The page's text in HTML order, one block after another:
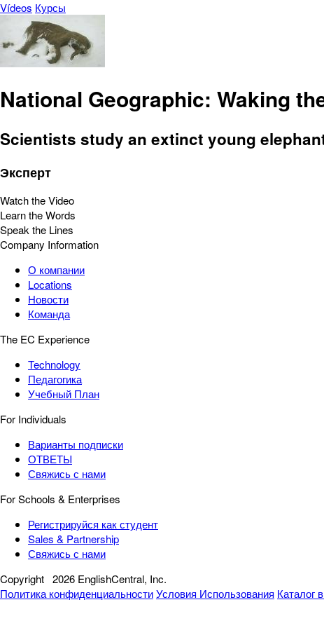
Vídeos Курсы
National Geographic: Waking
Scientists study an extinct young
Эксперт
Watch the Video
Learn the Words
Speak the Lines
Company Information
О компании
Locations
Новости
Команда
The EC Experience
Technology
Педагогика
Учебный План
For Individuals
Варианты подписки
ОТВЕТЫ
Свяжись с нами
For Schools & Enterprises
Регистрируйся как студент
Sales & Partnership
Свяжись с нами
Copyright 2026 EnglishCentral, Inc.
Политика конфиденциальностиУсловия Использования Каталог